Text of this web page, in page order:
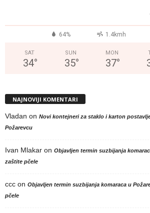
64% 1.4kmh
SAT
34°
SUN
35°
MON
37°
NAJNOVIJI KOMENTARI
Vladan on Novi kontejneri za staklo i karton
Požarevcu
Ivan Mlakar on Objavljen termin suzbijanja
zaštite pčele
ccc on Objavljen termin suzbijanja komaraca u
pčele